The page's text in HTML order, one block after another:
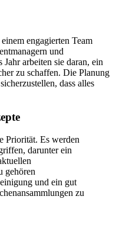
engagierten Team
und
arbeiten sie daran, ein
zu schaffen. Die Planung
dass alles
Priorität. Es werden
darunter ein
gehören
und ein gut
zu